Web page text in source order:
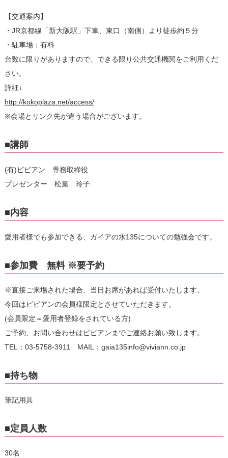
【交通案内】
・JR京都線「新大阪駅」下車、東口（南側）より徒歩約５分
・駐車場：有料
台数に限りがありますので、できる限り公共交通機関をご利用くだ
さい。
詳細↓
http://kokoplaza.net/access/
※会場とリンク先が違う場合がございます。
■講師
(有)ビビアン 専務取締役
プレゼンター 松葉 玲子
■内容
愛用者様でも参加できる、ガイアの水135についての勉強会です。
■参加費 無料 ※要予約
※直接ご来場された場合、当日お席があれば受付いたします。
今回はビビアンの会員様限定とさせていただきます。
(会員限定＝愛用者登録をされている方)
ご予約、お問い合わせはビビアンまでご連絡お願い致します。
TEL：03-5758-3911 MAIL：gaia135info@viviann.co.jp
■持ち物
筆記用具
■定員人数
30名